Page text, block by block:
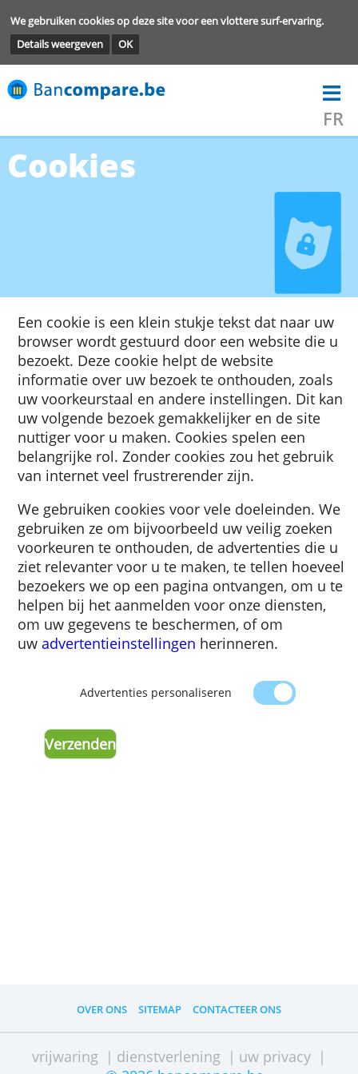
We gebruiken cookies op deze site voor een vlottere surf-
Details weergeven
OK
Cookies
Een cookie is een klein stukje tekst dat naar
browser wordt gestuurd door een website
bezoekt. Deze cookie helpt de website
informatie over uw bezoek te onthouden,
uw voorkeurstaal en andere instellingen.
uw volgende bezoek gemakkelijker en de
belangrijke rol. Zonder cookies zou het
van internet veel frustrerender zijn.
We gebruiken cookies voor vele
gebruiken ze om bijvoorbeeld uw veilig
voorkeuren te onthouden, de advertenties
ziet relevanter voor u te maken, te tellen
helpen bij het aanmelden voor onze
om uw gegevens te beschermen, of om
uwadvertentieinstellingen